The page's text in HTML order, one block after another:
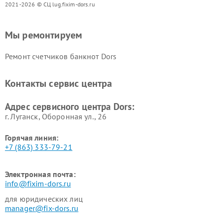
2021-2026 © СЦ lug.fixim-dors.ru
Мы ремонтируем
Ремонт счетчиков банкнот Dors
Контакты сервис центра
Адрес сервисного центра Dors:
г. Луганск, Оборонная ул., 26
Горячая линия:
+7 (863) 333-79-21
Электронная почта:
info@fixim-dors.ru
для юридических лиц
manager@fix-dors.ru